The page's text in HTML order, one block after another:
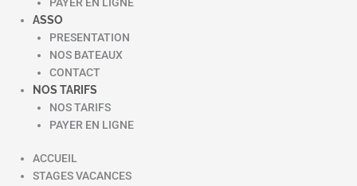
ASSO
PRESENTATION
NOS BATEAUX
CONTACT
NOS TARIFS
NOS TARIFS
PAYER EN LIGNE
ACCUEIL
STAGES VACANCES